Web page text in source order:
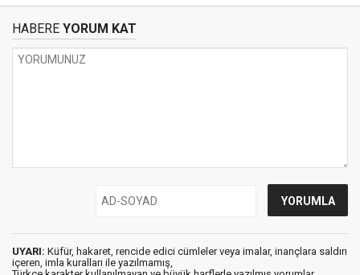
HABERE YORUM KAT
UYARI: Küfür, hakaret, rencide edici cümleler veya imalar, inançlara saldırı
içeren, imla kuralları ile yazılmamış,